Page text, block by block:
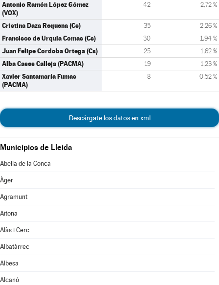
Antonio Ramón López Gómez
(VOX)
42 2,72 %
Cristina Daza Requena (Cs) 35 2,26 %
Francisco de Urquia Comas (Cs) 30 1,94 %
Juan Felipe Cordoba Ortega (Cs) 25 1,62 %
Alba Cases Calleja (PACMA) 19 1,23 %
Xavier Santamaría Fumas
(PACMA)
8 0,52 %
Descárgate los datos en xml
Municipios de Lleida
Abella de la Conca
Àger
Agramunt
Aitona
Alàs i Cerc
Albatàrrec
Albesa
Alcanó